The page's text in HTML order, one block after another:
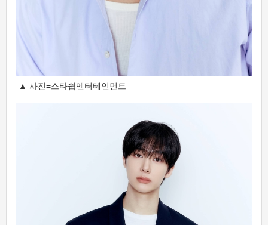
▲ 사진=스타쉽엔터테인먼트